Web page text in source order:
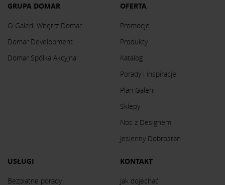
GRUPA DOMAR
O Galerii Wnętrz Domar
Domar Development
Domar Spółka Akcyjna
OFERTA
Promocje
Produkty
Katalog
Porady i inspiracje
Plan Galerii
Sklepy
Noc z Designem
Jesienny Dobrostan
USŁUGI
Bezpłatne porady
KONTAKT
Jak dojechać